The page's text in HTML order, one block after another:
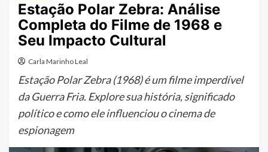
Estação Polar Zebra: Análise
Completa do Filme de 1968 e
Seu Impacto Cultural
Carla Marinho Leal
Estação Polar Zebra (1968) é um filme imperdível
da Guerra Fria. Explore sua história, significado
político e como ele influenciou o cinema de
espionagem